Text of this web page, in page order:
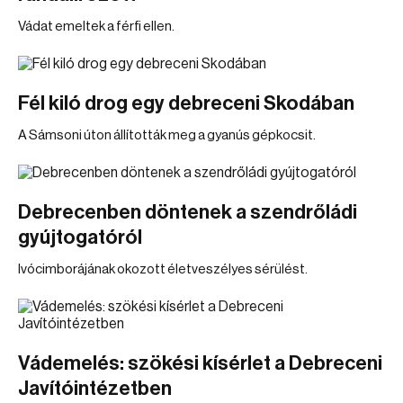
Vádat emeltek a férfi ellen.
Fél kiló drog egy debreceni Skodában
A Sámsoni úton állították meg a gyanús gépkocsit.
Debrecenben döntenek a szendrőládi
gyújtogatóról
Ivócimborájának okozott életveszélyes sérülést.
Vádemelés: szökési kísérlet a Debreceni
Javítóintézetben